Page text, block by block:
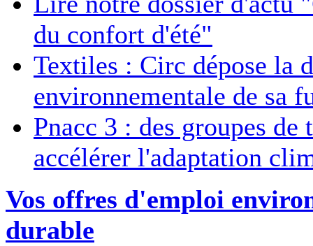
du confort d'été"
Textiles : Circ dépose la
environnementale de sa
Pnacc 3 : des groupes
accélérer l'adaptation
Vos offres d'emploi
durable